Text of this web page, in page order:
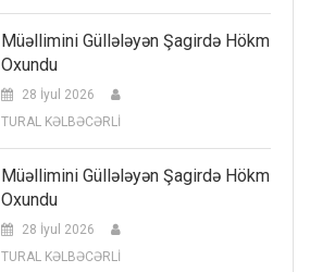
Müəllimini Güllələyən Şagirdə Hökm
Oxundu
28 İyul 2026
TURAL KƏLBƏCƏRLİ
Müəllimini Güllələyən Şagirdə Hökm
Oxundu
28 İyul 2026
TURAL KƏLBƏCƏRLİ